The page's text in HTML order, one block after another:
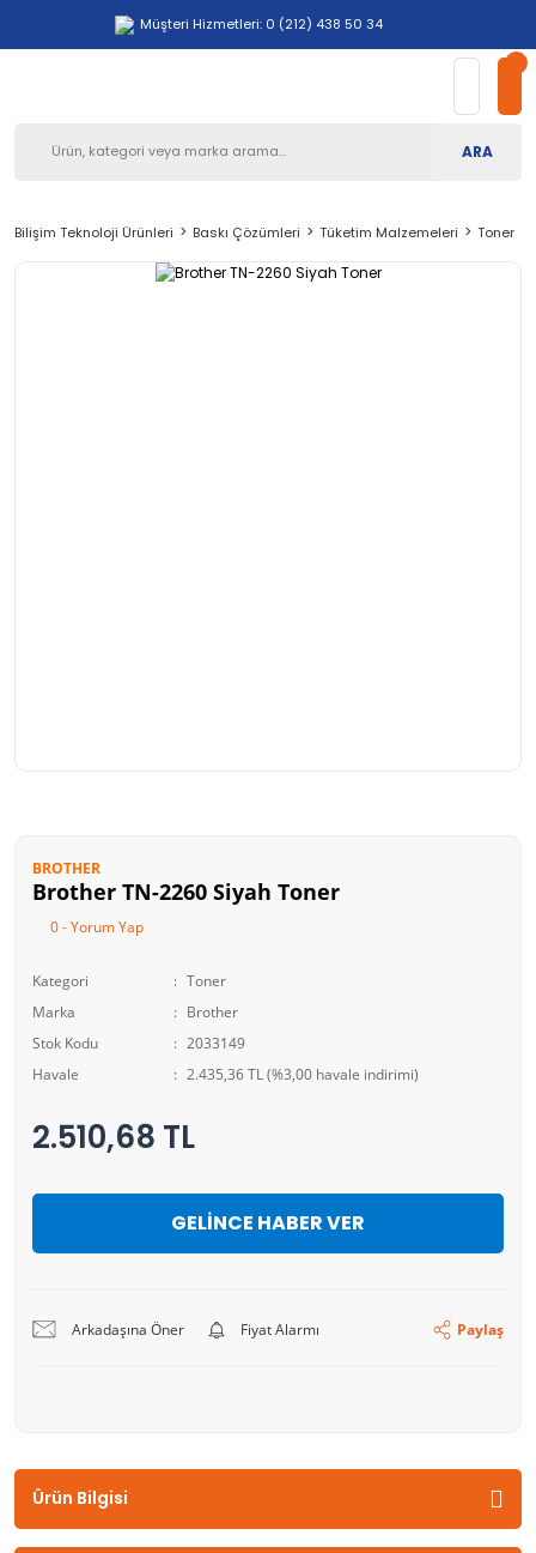
Müşteri Hizmetleri: 0 (212) 438 50 34
ARA
Bilişim Teknoloji Ürünleri Baskı Çözümleri Tüketim Malzemeleri Toner
BROTHER
Brother TN-2260 Siyah Toner
0 - Yorum Yap
Kategori
Toner
Marka
Brother
Stok Kodu
2033149
Havale
2.435,36 TL (%3,00 havale indirimi)
2.510,68 TL
GELİNCE HABER VER
Arkadaşına Öner Fiyat Alarmı Paylaş
Ürün Bilgisi